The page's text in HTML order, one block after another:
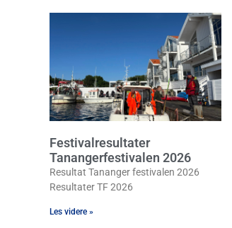
Festivalresultater
Tanangerfestivalen 2026
Resultat Tananger festivalen 2026
Resultater TF 2026
Les videre »